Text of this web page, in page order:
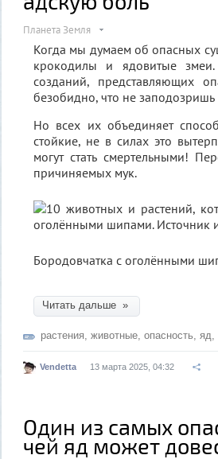
Планета Земля
Когда мы думаем об опасных
крокодилы и ядовитые
созданий, представляющих
безобидно, что не
Но всех их объединяет
стойкие, не в силах это
могут стать смертельными!
причиняемых мук.
Бородовчатка с оголёнными
Читать дальше »
растения, животные, опасность, яд,
Vendetta 13 марта 2025, 04:32
Один из самых
чей яд может